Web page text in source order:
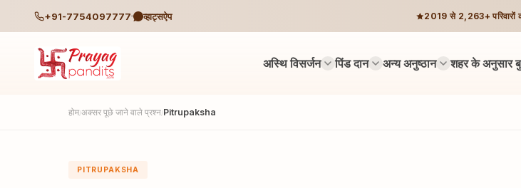
+91-7754097777 व्हाट्सऐप 2019 से 2,263+ परिवारों
अस्थि विसर्जन पिंड दान अन्य अनुष्ठान शहर के अनुसार
होम/अक्सर पूछे जाने वाले प्रश्न/Pitrupaksha
PITRUPAKSHA